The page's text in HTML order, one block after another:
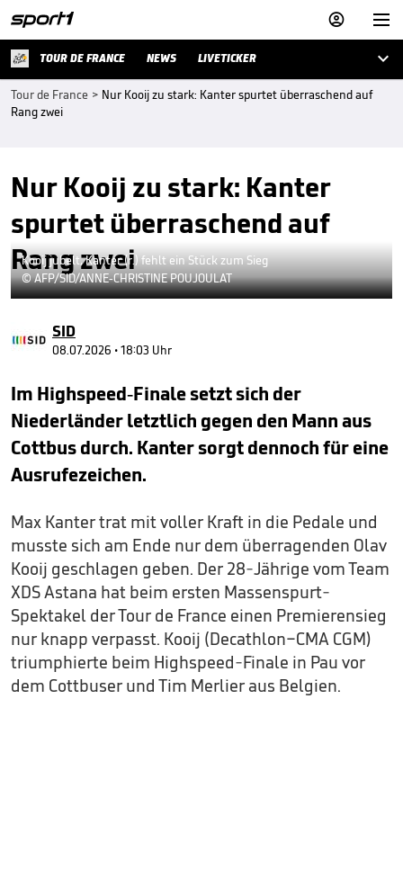


TOUR DE FRANCE NEWS LIVETICKER 
Tour de France > Nur Kooij zu stark: Kanter spurtet überraschend auf
Rang zwei
Nur Kooij zu stark: Kanter
spurtet überraschend auf
Rang zwei
Kooij jubelt, Kanter (r.) fehlt ein Stück zum Sieg
© AFP/SID/ANNE-CHRISTINE POUJOULAT
SID
08.07.2026 • 18:03 Uhr
Im Highspeed-Finale setzt sich der
Niederländer letztlich gegen den Mann aus
Cottbus durch. Kanter sorgt dennoch für eine
Ausrufezeichen.
Max Kanter trat mit voller Kraft in die Pedale und
musste sich am Ende nur dem überragenden Olav
Kooij geschlagen geben. Der 28-Jährige vom Team
XDS Astana hat beim ersten Massenspurt-
Spektakel der Tour de France einen Premierensieg
nur knapp verpasst. Kooij (Decathlon–CMA CGM)
triumphierte beim Highspeed-Finale in Pau vor
dem Cottbuser und Tim Merlier aus Belgien.